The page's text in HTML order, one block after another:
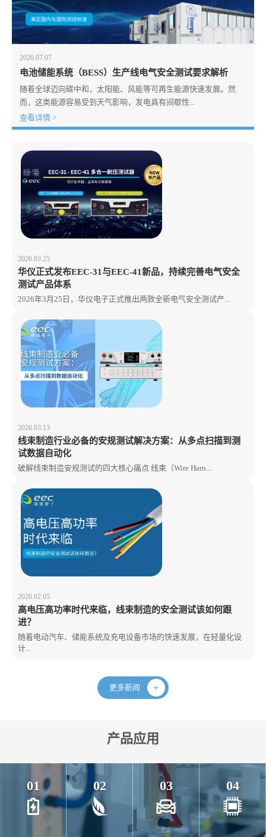
2026.07.07
电池储能系统（BESS）生产线电气安全测试要求解析
随着全球迈向碳中和，太阳能、风能等可再生能源快速发展。然
而，这类能源容易受到天气影响，发电具有间歇性...
查看详情 >
2026.03.25
华仪正式发布EEC-31与EEC-41新品，持续完善电气安全
测试产品体系
2026年3月25日，华仪电子正式推出两款全新电气安全测试产...
2026.03.13
线束制造行业必备的安规测试解决方案：从多点扫描到测
试数据自动化
破解线束制造安规测试的四大核心痛点 线束（Wire Harn...
2026.02.05
高电压高功率时代来临，线束制造的安全测试该如何跟
进？
随着电动汽车、储能系统及充电设备市场的快速发展，在轻量化设
计...
更多新闻
产品应用
01 02 03 04